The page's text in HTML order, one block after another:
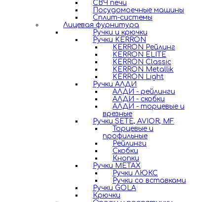
СВЧ печи
Посудомоечные машины
Сплит-системы
Лицевая фурнитура
Ручки и крючки
Ручки KERRON
KERRON Рейлинг
KERRON ELITE
KERRON Classic
KERRON Metallik
KERRON Light
Ручки АЛДИ
АЛДИ - рейлинги
АЛДИ - скобки
АЛДИ - торцевые и
врезные
Ручки SETE, AVIOR, MF
Торцевые и
профильные
Рейлинги
Скобки
Кнопки
Ручки METAX
Ручки ЛЮКС
Ручки со вставками
Ручки GOLA
Крючки